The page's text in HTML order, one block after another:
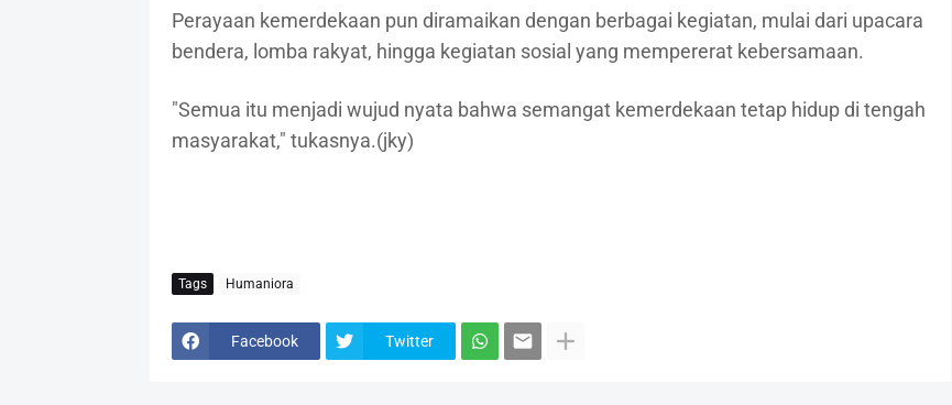
Perayaan kemerdekaan pun diramaikan dengan berbagai kegiatan, mulai dari upacara
bendera, lomba rakyat, hingga kegiatan sosial yang mempererat kebersamaan.
"Semua itu menjadi wujud nyata bahwa semangat kemerdekaan tetap hidup di tengah
masyarakat," tukasnya.(jky)
Tags Humaniora
Facebook Twitter